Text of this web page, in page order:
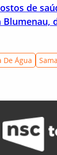
de
Blumenau,
De Água